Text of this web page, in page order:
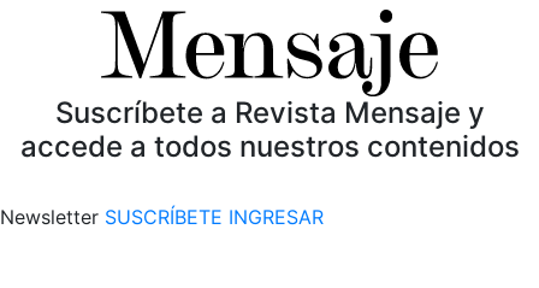
Suscríbete a Revista Mensaje y
accede a todos nuestros contenidos
Newsletter SUSCRÍBETE INGRESAR